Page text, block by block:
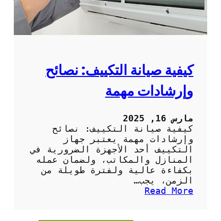
ا
ل
د
و
ة
ل
ك
ف
ا
ت
ا
ل
ه
كيفية صيانة التكييف: نصائح
وإرشادات مهمة
مارس 16, 2025
كيفية صيانة التكييف: نصائح
وإرشادات مهمة يعتبر جهاز
التكييف أحد الأجهزة الضرورية في
المنازل والمكاتب، ولضمان عمله
بكفاءة عالية ولفترة طويلة من
الزمن، يجب…
Read More